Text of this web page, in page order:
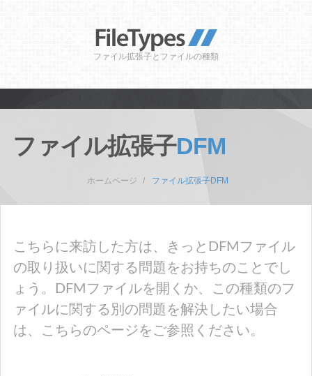
ファイル拡張子とファイルの種類
ファイル拡張子DFM
ホームページ ファイル拡張子DFM
こちらに来訪した方は、きっとDFMファイル
の取り扱いに関する問題をお持ちのことでし
ょう。DFMファイルを開くか、この種類のフ
ァイルに関する別の問題を解決したい場合
は、こちらのページをご参照ください。